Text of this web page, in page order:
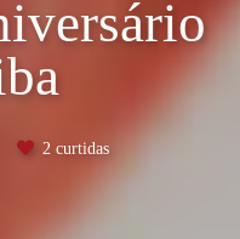
2 curtidas